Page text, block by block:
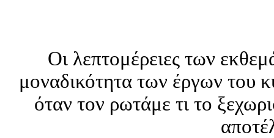
Οι λεπτομέρειες των
μοναδικότητα των έργων του
όταν τον ρωτάμε τι το